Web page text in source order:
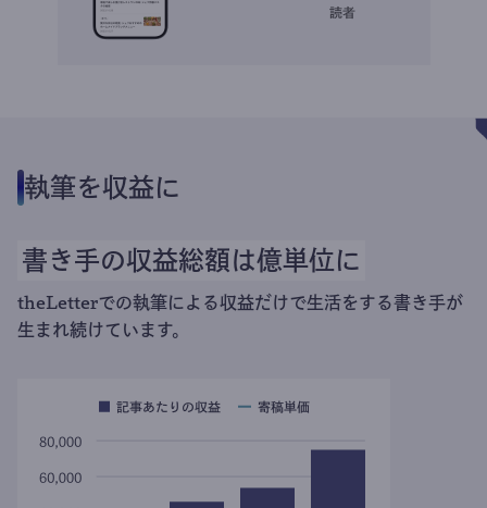
執筆を収益に
書き手の収益総額は億単位に
theLetterでの執筆による収益だけで生活をする書き手が
生まれ続けています。